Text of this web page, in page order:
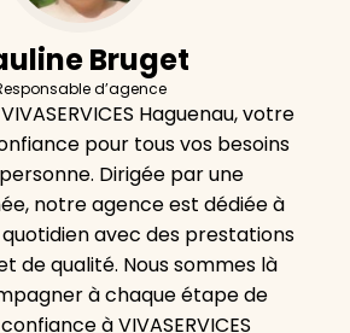
Bruget
d’agence
Haguenau, votre
pour tous vos besoins
Dirigée par une
notre agence est dédiée à
avec des prestations
de qualité. Nous sommes là
à chaque étape de
à VIVASERVICES